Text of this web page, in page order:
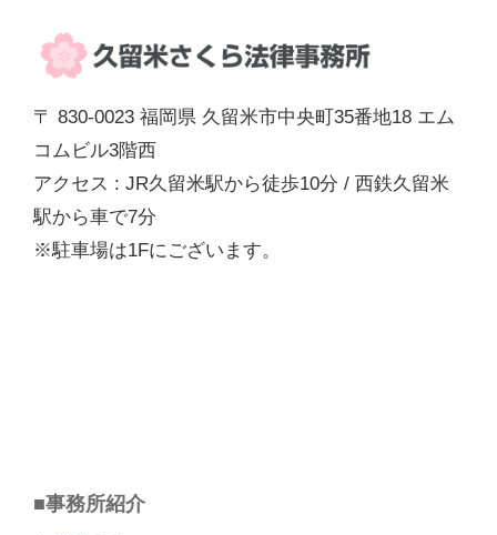
〒 830-0023 福岡県 久留米市中央町35番地18 エム
コムビル3階西
アクセス : JR久留米駅から徒歩10分 / 西鉄久留米
駅から車で7分
※駐車場は1Fにございます。
■事務所紹介